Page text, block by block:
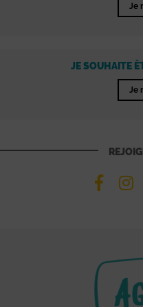
Je
JE SOUHAITE
Je